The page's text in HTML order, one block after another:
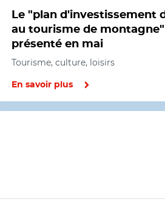
Le "plan d'investissement
au tourisme de montagne"
présenté en mai
Tourisme, culture, loisirs
En savoir plus